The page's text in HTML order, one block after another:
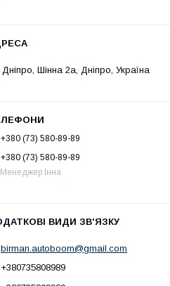
Дніпро, Шінна 2а, Дніпро, Україна
+380 (73) 580-89-89
+380 (73) 580-89-89
Менеджер Інна
birman.autoboom@gmail.com
+380735808989